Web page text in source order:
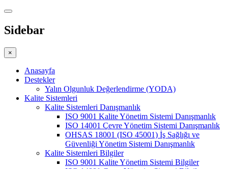
Sidebar
×
Anasayfa
Destekler
Yalın Olgunluk Değerlendirme (YODA)
Kalite Sistemleri
Kalite Sistemleri Danışmanlık
ISO 9001 Kalite Yönetim Sistemi Danışmanlık
ISO 14001 Çevre Yönetim Sistemi Danışmanlık
OHSAS 18001 (ISO 45001) İş Sağlığı ve
Güvenliği Yönetim Sistemi Danışmanlık
Kalite Sistemleri Bilgiler
ISO 9001 Kalite Yönetim Sistemi Bilgiler